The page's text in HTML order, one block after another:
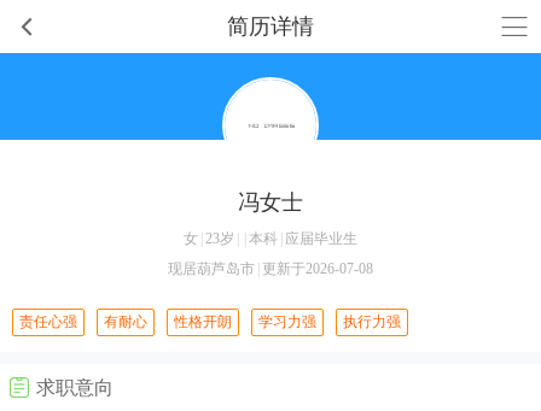
简历详情
冯女士
女 23岁 本科 应届毕业生
现居葫芦岛市 更新于2026-07-08
责任心强 有耐心 性格开朗 学习力强 执行力强
求职意向